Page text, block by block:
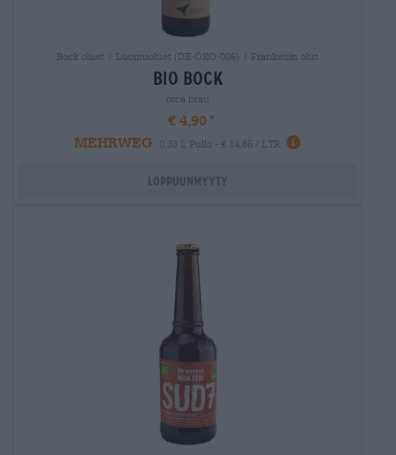
Bock oluet | Luomuoluet (DE-ÖKO-006) | Frankenin olut
bio bock
orca brau
€ 4,90
MEHRWEG
0,33 L Pullo - € 14,85 / LTR
Loppuunmyyty